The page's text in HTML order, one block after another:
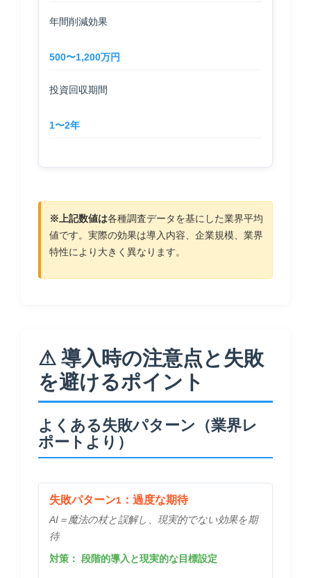
年間削減効果
500〜1,200万円
投資回収期間
1〜2年
※上記数値は各種調査データを基にした業界平均
値です。実際の効果は導入内容、企業規模、業界
特性により大きく異なります。
⚠ 導入時の注意点と失敗
を避けるポイント
よくある失敗パターン（業界レ
ポートより）
失敗パターン1：過度な期待
AI＝魔法の杖と誤解し、現実的でない効果を期
待
対策： 段階的導入と現実的な目標設定